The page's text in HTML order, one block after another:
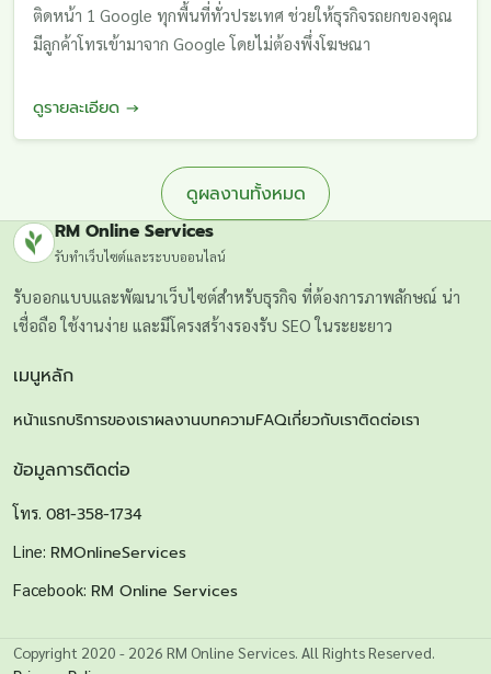
ติดหน้า 1 Google ทุกพื้นที่ทั่วประเทศ ช่วยให้ธุรกิจรถยกของคุณ
มีลูกค้าโทรเข้ามาจาก Google โดยไม่ต้องพึ่งโฆษณา
ดูรายละเอียด →
ดูผลงานทั้งหมด
RM Online Services
รับทำเว็บไซต์และระบบออนไลน์
รับออกแบบและพัฒนาเว็บไซต์สำหรับธุรกิจ ที่ต้องการภาพลักษณ์ น่า
เชื่อถือ ใช้งานง่าย และมีโครงสร้างรองรับ SEO ในระยะยาว
เมนูหลัก
หน้าแรกบริการของเราผลงานบทความFAQเกี่ยวกับเราติดต่อเรา
ข้อมูลการติดต่อ
โทร. 081-358-1734
Line: RMOnlineServices
Facebook: RM Online Services
Copyright 2020 - 2026 RM Online Services. All Rights Reserved.